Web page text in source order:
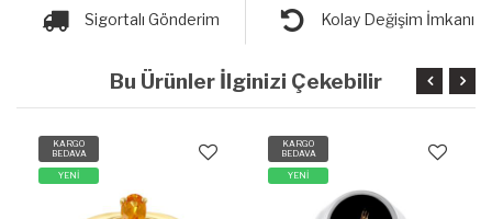
Sigortalı Gönderim Kolay Değişim İmkanı
Bu Ürünler İlginizi Çekebilir
KARGO
BEDAVA
YENİ
KARGO
BEDAVA
YENİ